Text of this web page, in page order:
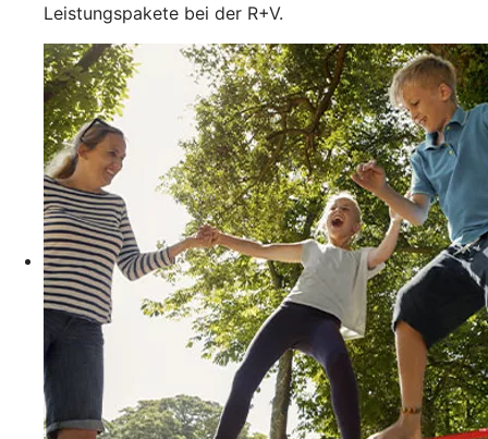
Leistungspakete bei der R+V.